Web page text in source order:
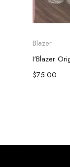
Blazer
I'Blazer
$75.00